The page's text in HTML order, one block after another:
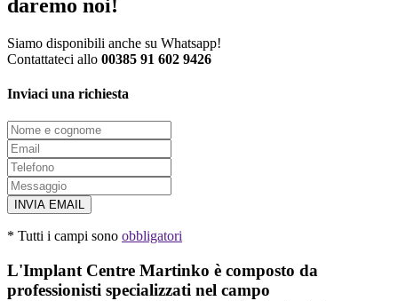
daremo noi!
Siamo disponibili anche su Whatsapp!
Contattateci allo 00385 91 602 9426
Inviaci una richiesta
* Tutti i campi sono obbligatori
L'Implant Centre Martinko è composto da
professionisti specializzati nel campo